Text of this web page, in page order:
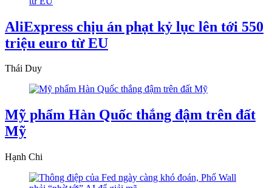
AliExpress chịu án phạt kỷ lục lên tới 550
triệu euro từ EU
Thái Duy
Mỹ phẩm Hàn Quốc thắng đậm trên đất
Mỹ
Hạnh Chi